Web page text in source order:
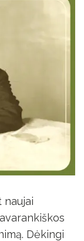
naujai
Dėkingi